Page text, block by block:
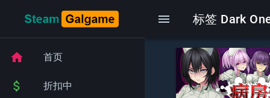
menu 标签 Dark
home 首页
attach_money 折扣中